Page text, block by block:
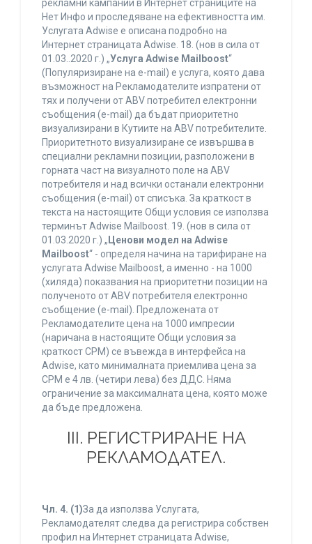
рекламни кампании в Интернет страниците на
Нет Инфо и проследяване на ефективността им.
Услугата Adwise е описана подробно на
Интернет страницата Adwise. 18. (нов в сила от
01.03..2020 г.) „Услуга Adwise Mailboost“
(Популяризиране на e-mail) е услуга, която дава
възможност на Рекламодателите изпратени от
тях и получени от ABV потребител електронни
съобщения (e-mail) да бъдат приоритетно
визуализирани в Кутиите на ABV потребителите.
Приоритетното визуализиране се извършва в
специални рекламни позиции, разположени в
горната част на визуалното поле на ABV
потребителя и над всички останали електронни
съобщения (e-mail) от списъка. За краткост в
текста на настоящите Общи условия се използва
терминът Adwise Mailboost. 19. (нов в сила от
01.03.2020 г.) „ Ценови модел на Adwise
Mailboost“ - определя начина на тарифиране на
услугата Adwise Mailboost, а именно - на 1000
(хиляда) показвания на приоритетни позиции на
полученото от ABV потребителя електронно
съобщение (e-mail). Предложената от
Рекламодателите цена на 1000 импресии
(наричана в настоящите Общи условия за
краткост CPM) се въвежда в интерфейса на
Adwise, като минималната приемлива цена за
CPM е 4 лв. (четири лева) без ДДС. Няма
ограничение за максималната цена, която може
да бъде предложена.
ІІІ. РЕГИСТРИРАНЕ НА
РЕКЛАМОДАТЕЛ.
Чл. 4. (1)За да използва Услугата,
Рекламодателят следва да регистрира собствен
профил на Интернет страницата Adwise,